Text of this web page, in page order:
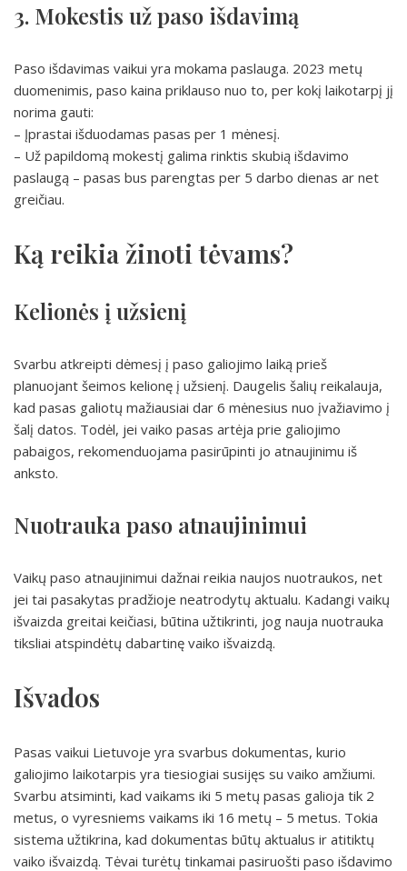
3. Mokestis už paso išdavimą
Paso išdavimas vaikui yra mokama paslauga. 2023 metų
duomenimis, paso kaina priklauso nuo to, per kokį laikotarpį jį
norima gauti:
– Įprastai išduodamas pasas per 1 mėnesį.
– Už papildomą mokestį galima rinktis skubią išdavimo
paslaugą – pasas bus parengtas per 5 darbo dienas ar net
greičiau.
Ką reikia žinoti tėvams?
Kelionės į užsienį
Svarbu atkreipti dėmesį į paso galiojimo laiką prieš
planuojant šeimos kelionę į užsienį. Daugelis šalių reikalauja,
kad pasas galiotų mažiausiai dar 6 mėnesius nuo įvažiavimo į
šalį datos. Todėl, jei vaiko pasas artėja prie galiojimo
pabaigos, rekomenduojama pasirūpinti jo atnaujinimu iš
anksto.
Nuotrauka paso atnaujinimui
Vaikų paso atnaujinimui dažnai reikia naujos nuotraukos, net
jei tai pasakytas pradžioje neatrodytų aktualu. Kadangi vaikų
išvaizda greitai keičiasi, būtina užtikrinti, jog nauja nuotrauka
tiksliai atspindėtų dabartinę vaiko išvaizdą.
Išvados
Pasas vaikui Lietuvoje yra svarbus dokumentas, kurio
galiojimo laikotarpis yra tiesiogiai susijęs su vaiko amžiumi.
Svarbu atsiminti, kad vaikams iki 5 metų pasas galioja tik 2
metus, o vyresniems vaikams iki 16 metų – 5 metus. Tokia
sistema užtikrina, kad dokumentas būtų aktualus ir atitiktų
vaiko išvaizdą. Tėvai turėtų tinkamai pasiruošti paso išdavimo